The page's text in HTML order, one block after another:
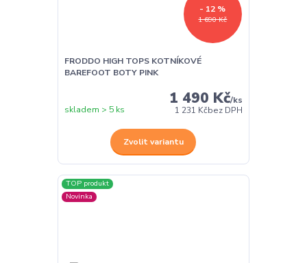
1 690 Kč
- 12 %
FRODDO HIGH TOPS KOTNÍKOVÉ
BAREFOOT BOTY PINK
1 490 Kč/ks
1 231 Kčbez DPH
skladem > 5 ks
Zvolit variantu
TOP produkt
Novinka